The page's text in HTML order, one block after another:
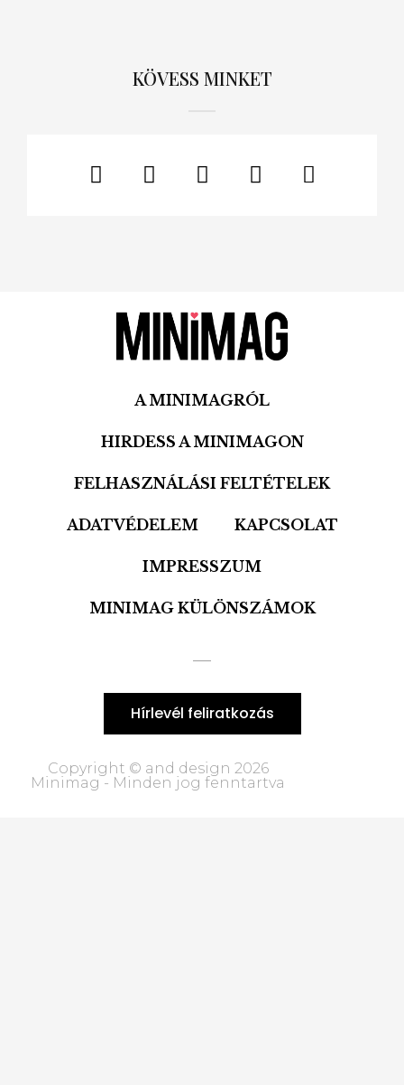
KÖVESS MINKET
A MINIMAGRÓL
HIRDESS A MINIMAGON
FELHASZNÁLÁSI FELTÉTELEK
ADATVÉDELEM KAPCSOLAT
IMPRESSZUM
MINIMAG KÜLÖNSZÁMOK
Hírlevél feliratkozás
Copyright © and design 2026
Minimag - Minden jog fenntartva